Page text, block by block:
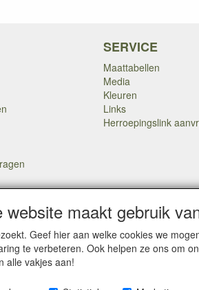
SERVICE
Maattabellen
Media
Kleuren
Links
Herroepingslink
Copyright
website maakt gebruik
Geef hier aan welke cookies we
te verbeteren. Ook helpen ze ons om
alle vakjes aan!